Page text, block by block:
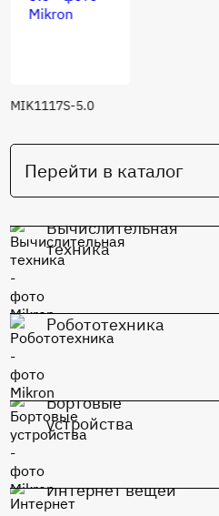
MIK1117S-5.0
Перейти в каталог
Вычислительная
техника
Робототехника
Бортовые
устройства
Интернет вещей